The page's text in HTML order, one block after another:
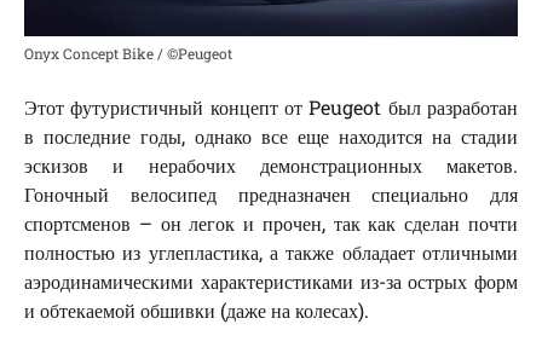
Onyx Concept Bike / ©Peugeot
Этот футуристичный концепт от Peugeot был разработан
в последние годы, однако все еще находится на стадии
эскизов и нерабочих демонстрационных макетов.
Гоночный велосипед предназначен специально для
спортсменов – он легок и прочен, так как сделан почти
полностью из углепластика, а также обладает отличными
аэродинамическими характеристиками из-за острых форм
и обтекаемой обшивки (даже на колесах).